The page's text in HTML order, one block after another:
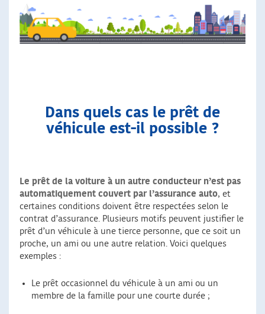
Dans quels cas le prêt de
véhicule est-il possible ?
Le prêt de la voiture à un autre conducteur n’est pas
automatiquement couvert par l’assurance auto, et
certaines conditions doivent être respectées selon le
contrat d’assurance. Plusieurs motifs peuvent justifier le
prêt d’un véhicule à une tierce personne, que ce soit un
proche, un ami ou une autre relation. Voici quelques
exemples :
Le prêt occasionnel du véhicule à un ami ou un
membre de la famille pour une courte durée ;